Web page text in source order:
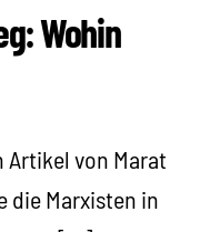
Wohin
von Marat
die Marxisten in